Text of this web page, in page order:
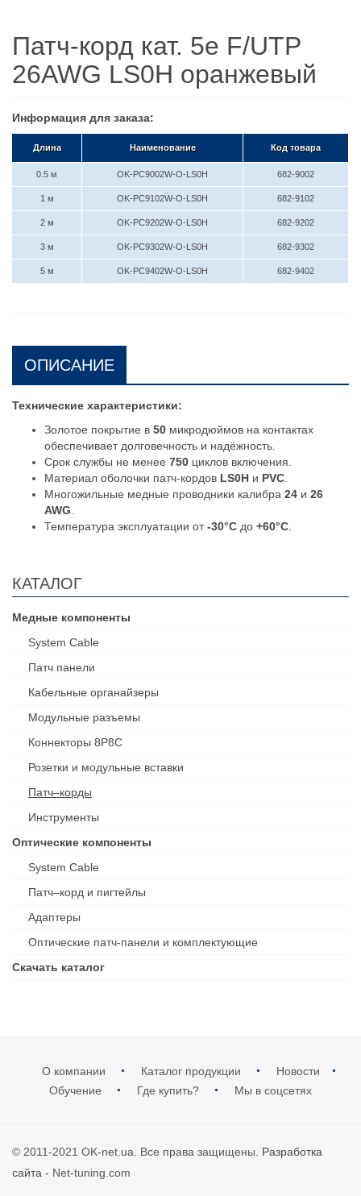
Патч-корд кат. 5е F/UTP
26AWG LS0H оранжевый
Информация для заказа:
Длина Наименование Код товара
0.5 м OK-PC9002W-O-LS0H 682-9002
1 м OK-PC9102W-O-LS0H 682-9102
2 м OK-PC9202W-O-LS0H 682-9202
3 м OK-PC9302W-O-LS0H 682-9302
5 м OK-PC9402W-O-LS0H 682-9402
ОПИСАНИЕ
Технические характеристики:
Золотое покрытие в 50 микродюймов на контактах
обеспечивает долговечность и надёжность.
Срок службы не менее 750 циклов включения.
Материал оболочки патч-кордов LS0H и PVC
Многожильные медные проводники калибра 24 и 26
AWG
Температура эксплуатации от-30°C до +60°C
КАТАЛОГ
Медные компоненты
System Cable
Патч панели
Кабельные органайзеры
Модульные разъемы
Коннекторы 8P8C
Розетки и модульные вставки
Патч–корды
Инструменты
Оптические компоненты
System Cable
Патч–корд и пигтейлы
Адаптеры
Оптические патч-панели и комплектующие
Скачать каталог
О компании Каталог продукции
Новости
Обучение
Где купить? Мы в соцсетях
© 2011-2021 OK-net.ua. Все права защищены. Разработка
сайта - Net-tuning.com